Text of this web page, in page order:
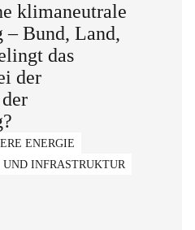
ENERGIE
INFRASTRUKTUR
klimaneutrale
– Bund, Land,
das
der